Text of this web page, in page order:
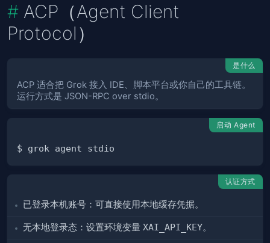
ACP（Agent Client
Protocol）
是什么
ACP 适合把 Grok 接入 IDE、脚本平台或你自己的工具链。
运行方式是 JSON-RPC over stdio。
启动 Agent
认证方式
已登录本机账号：可直接使用本地缓存凭据。
无本地登录态：设置环境变量 XAI_API_KEY。